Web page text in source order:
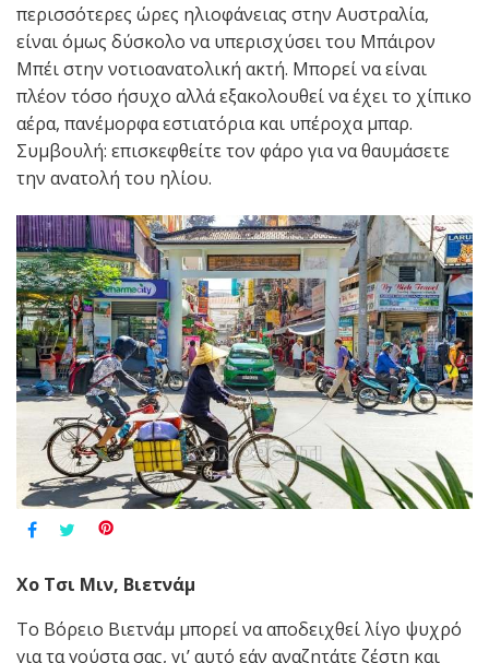
περισσότερες ώρες ηλιοφάνειας στην Αυστραλία,
είναι όμως δύσκολο να υπερισχύσει του Μπάιρον
Μπέι στην νοτιοανατολική ακτή. Μπορεί να είναι
πλέον τόσο ήσυχο αλλά εξακολουθεί να έχει το χίπικο
αέρα, πανέμορφα εστιατόρια και υπέροχα μπαρ.
Συμβουλή: επισκεφθείτε τον φάρο για να θαυμάσετε
την ανατολή του ηλίου.
Χο Τσι Μιν, Βιετνάμ
Το Βόρειο Βιετνάμ μπορεί να αποδειχθεί λίγο ψυχρό
για τα γούστα σας, γι’ αυτό εάν αναζητάτε ζέστη και